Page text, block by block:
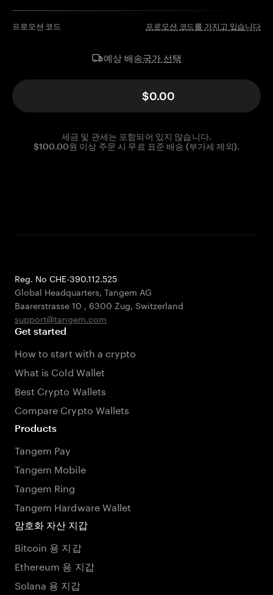
프로모션 코드 프로모션 코드를 가지고 있습니다
예상 배송국가 선택
$0.00
세금 및 관세는 포함되어 있지 않습니다.
$100.00원 이상 주문 시 무료 표준 배송 (부가세 제외).
Reg. No CHE-390.112.525
Global Headquarters, Tangem AG
Baarerstrasse 10 , 6300 Zug, Switzerland
support@tangem.com
Get started
How to start with a crypto
What is Cold Wallet
Best Crypto Wallets
Compare Crypto Wallets
Products
Tangem Pay
Tangem Mobile
Tangem Ring
Tangem Hardware Wallet
암호화 자산 지갑
Bitcoin 용 지갑
Ethereum 용 지갑
Solana 용 지갑